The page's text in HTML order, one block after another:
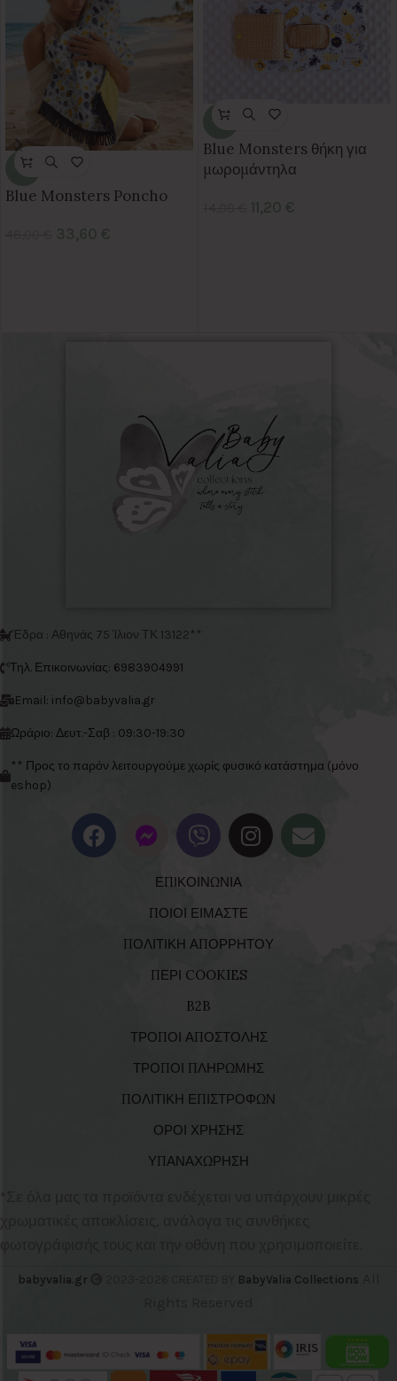
-30%
Blue Monsters Poncho
-20%
Blue Monsters θήκη για
μωρομάντηλα
Έδρα : Αθηνάς 75 Ίλιον ΤΚ 13122**
Τηλ. Επικοινωνίας: 6983904991
Email: info@babyvalia.gr
Ωράριο: Δευτ.-Σαβ : 09:30-19:30
** Προς το παρόν λειτουργούμε χωρίς φυσικό κατάστημα (μόνο
eshop)
ΕΠΙΚΟΙΝΩΝΙΑ
ΠΟΙΟΙ ΕΙΜΑΣΤΕ
ΠΟΛΙΤΙΚΗ ΑΠΟΡΡΗΤΟΥ
ΠΕΡΙ COOKIES
B2B
ΤΡΟΠΟΙ ΑΠΟΣΤΟΛΗΣ
ΤΡΟΠΟΙ ΠΛΗΡΩΜΗΣ
ΠΟΛΙΤΙΚΗ ΕΠΙΣΤΡΟΦΩΝ
ΟΡΟΙ ΧΡΗΣΗΣ
ΥΠΑΝΑΧΩΡΗΣΗ
χρωματικές αποκλίσεις, ανάλογα τις συνθήκες
φωτογράφισής τους και την οθόνη που χρησιμοποιείτε.
babyvalia.gr BabyValia Collections